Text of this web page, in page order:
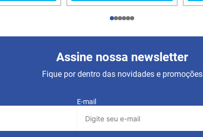
Assine nossa newsletter
Fique por dentro das novidades e promoções
E-mail